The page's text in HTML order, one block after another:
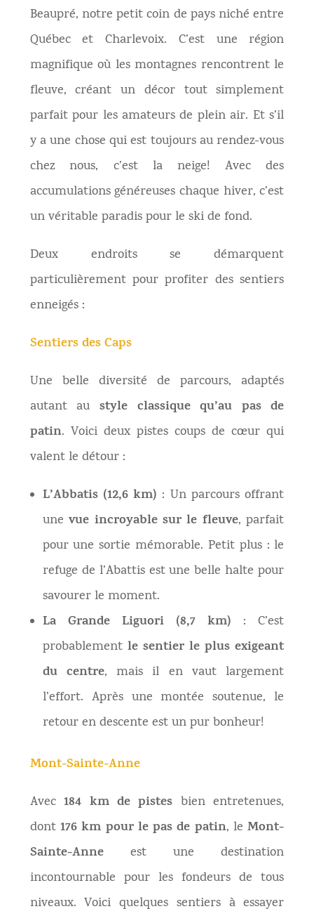
Beaupré, notre petit coin de pays niché entre
Québec et Charlevoix. C’est une région
magnifique où les montagnes rencontrent le
fleuve, créant un décor tout simplement
parfait pour les amateurs de plein air. Et s’il
y a une chose qui est toujours au rendez-vous
chez nous, c’est la neige! Avec des
accumulations généreuses chaque hiver, c’est
un véritable paradis pour le ski de fond.
Deux endroits se démarquent
particulièrement pour profiter des sentiers
enneigés :
Sentiers des Caps
Une belle diversité de parcours, adaptés
autant au style classique qu’au pas de
patin. Voici deux pistes coups de cœur qui
valent le détour :
L’Abbatis (12,6 km) : Un parcours offrant
unevue incroyable sur le fleuve, parfait
pour une sortie mémorable. Petit plus : le
refuge de l’Abattis est une belle halte pour
savourer le moment.
La Grande Liguori (8,7 km) : C’est
probablement le sentier le plus exigeant
du centre, mais il en vaut largement
l’effort. Après une montée soutenue, le
retour en descente est un pur bonheur!
Mont-Sainte-Anne
Avec 184 km de pistes bien entretenues,
dont 176 km pour le pas de patin, leMont-
Sainte-Anneest une destination
incontournable pour les fondeurs de tous
niveaux. Voici quelques sentiers à essayer